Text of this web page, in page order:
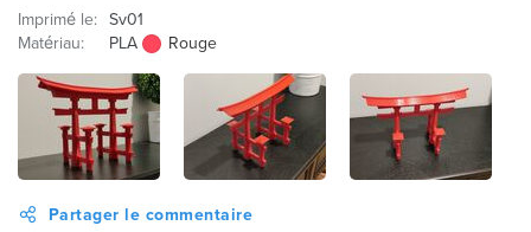
Imprimé le: Sv01
Matériau:
PLA Rouge
Partager le commentaire